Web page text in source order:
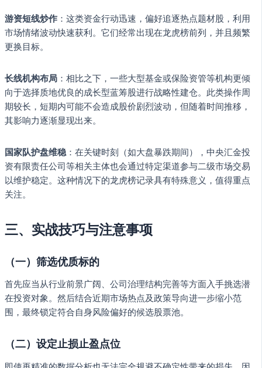
游资短线炒作 ：这类资金行动迅速，偏好追逐热点题材股，利用
市场情绪波动快速获利。它们经常出现在龙虎榜前列，并且频繁
更换目标。
长线机构布局 ：相比之下，一些大型基金或保险资管等机构更倾
向于选择质地优良的成长型蓝筹股进行战略性建仓。此类操作周
期较长，短期内可能不会造成股价剧烈波动，但随着时间推移，
其影响力逐渐显现出来。
国家队护盘维稳：在关键时刻（如大盘暴跌期间），中央汇金投
资有限责任公司等相关主体也会通过特定渠道参与二级市场交易
以维护稳定。这种情况下的龙虎榜记录具有特殊意义，值得重点
关注。
三、实战技巧与注意事项
（一）筛选优质标的
首先应当从行业前景广阔、公司治理结构完善等方面入手挑选潜
在投资对象。然后结合近期市场热点及政策导向进一步缩小范
围，最终锁定符合自身风险偏好的候选股票池。
（二）设定止损止盈点位